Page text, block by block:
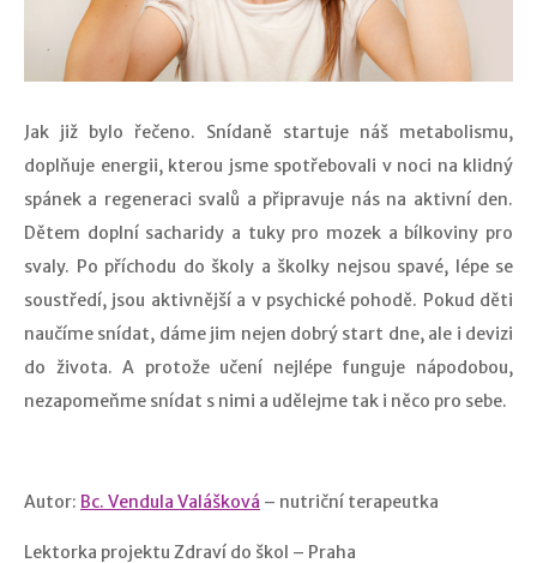
Jak již bylo řečeno. Snídaně startuje náš metabolismu,
doplňuje energii, kterou jsme spotřebovali v noci na klidný
spánek a regeneraci svalů a připravuje nás na aktivní den.
Dětem doplní sacharidy a tuky pro mozek a bílkoviny pro
svaly. Po příchodu do školy a školky nejsou spavé, lépe se
soustředí, jsou aktivnější a v psychické pohodě. Pokud děti
naučíme snídat, dáme jim nejen dobrý start dne, ale i devizi
do života. A protože učení nejlépe funguje nápodobou,
nezapomeňme snídat s nimi a udělejme tak i něco pro sebe.
Autor: Bc. Vendula Valášková – nutriční terapeutka
Lektorka projektu Zdraví do škol – Praha